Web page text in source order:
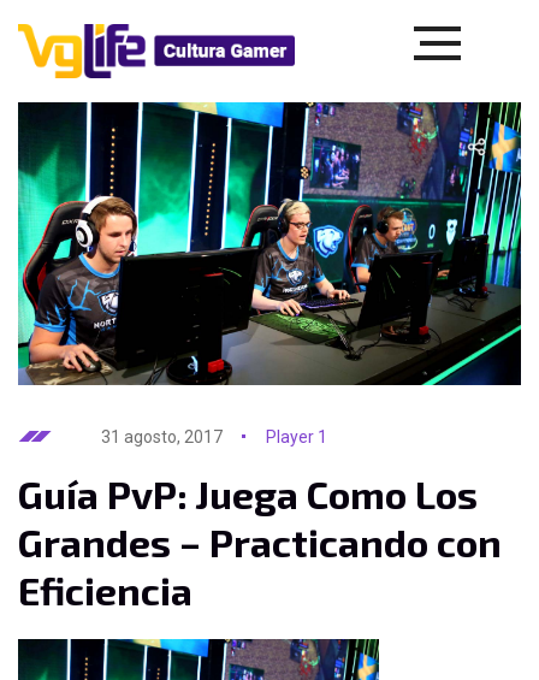
31 agosto, 2017 Player 1
Guía PvP: Juega Como Los
Grandes – Practicando con
Eficiencia